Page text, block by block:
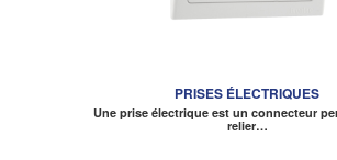
PRISES ÉLECTRIQUES
Une prise électrique est un connecteur
relier…